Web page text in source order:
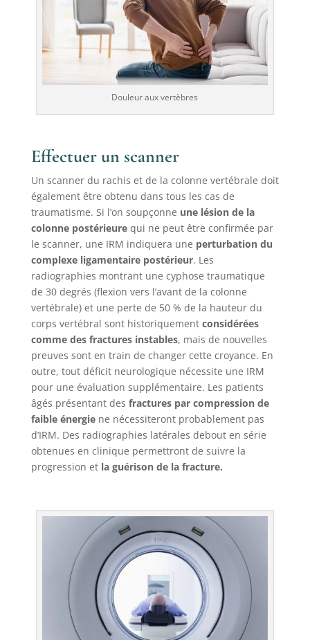
Douleur aux vertèbres
Effectuer un scanner
Un scanner du rachis et de la colonne vertébrale doit
également être obtenu dans tous les cas de
traumatisme. Si l’on soupçonne une lésion de la
colonne postérieurequi ne peut être confirmée par
le scanner, une IRM indiquera une perturbation du
complexe ligamentaire postérieur. Les
radiographies montrant une cyphose traumatique
de 30 degrés (flexion vers l’avant de la colonne
vertébrale) et une perte de 50 % de la hauteur du
corps vertébral sont historiquementconsidérées
comme des fractures instables, mais de nouvelles
preuves sont en train de changer cette croyance. En
outre, tout déficit neurologique nécessite une IRM
pour une évaluation supplémentaire. Les patients
âgés présentant des fractures par compression de
faible énergie ne nécessiteront probablement pas
d’IRM. Des radiographies latérales debout en série
obtenues en clinique permettront de suivre la
progression etla guérison de la fracture.